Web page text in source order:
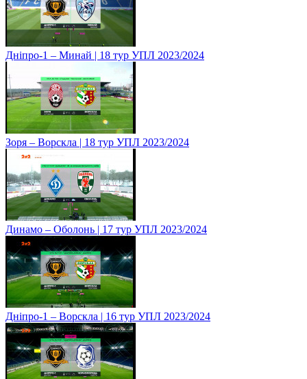
Дніпро-1 – Минай | 18 тур УПЛ 2023/2024
Зоря – Ворскла | 18 тур УПЛ 2023/2024
Динамо – Оболонь | 17 тур УПЛ 2023/2024
Дніпро-1 – Ворскла | 16 тур УПЛ 2023/2024